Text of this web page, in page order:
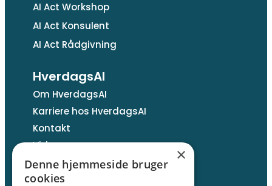
AI Act Workshop
AI Act Konsulent
AI Act Rådgivning
HverdagsAI
Om HverdagsAI
Karriere hos HverdagsAI
Kontakt
Viden
×
Denne hjemmeside bruger
cookies